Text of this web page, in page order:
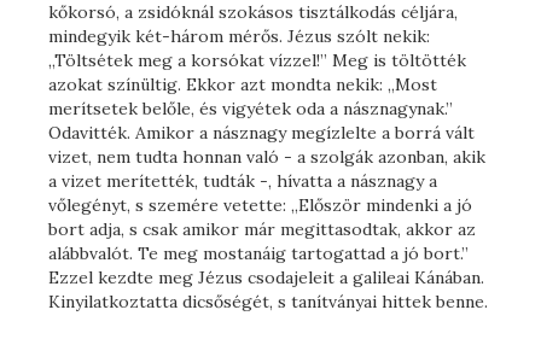
kőkorsó, a zsidóknál szokásos tisztálkodás céljára,
mindegyik két-három mérős. Jézus szólt nekik:
„Töltsétek meg a korsókat vízzel!” Meg is töltötték
azokat színültig. Ekkor azt mondta nekik: „Most
merítsetek belőle, és vigyétek oda a násznagynak.”
Odavitték. Amikor a násznagy megízlelte a borrá vált
vizet, nem tudta honnan való - a szolgák azonban, akik
a vizet merítették, tudták -, hívatta a násznagy a
vőlegényt, s szemére vetette: „Először mindenki a jó
bort adja, s csak amikor már megittasodtak, akkor az
alábbvalót. Te meg mostanáig tartogattad a jó bort.”
Ezzel kezdte meg Jézus csodajeleit a galileai Kánában.
Kinyilatkoztatta dicsőségét, s tanítványai hittek benne.